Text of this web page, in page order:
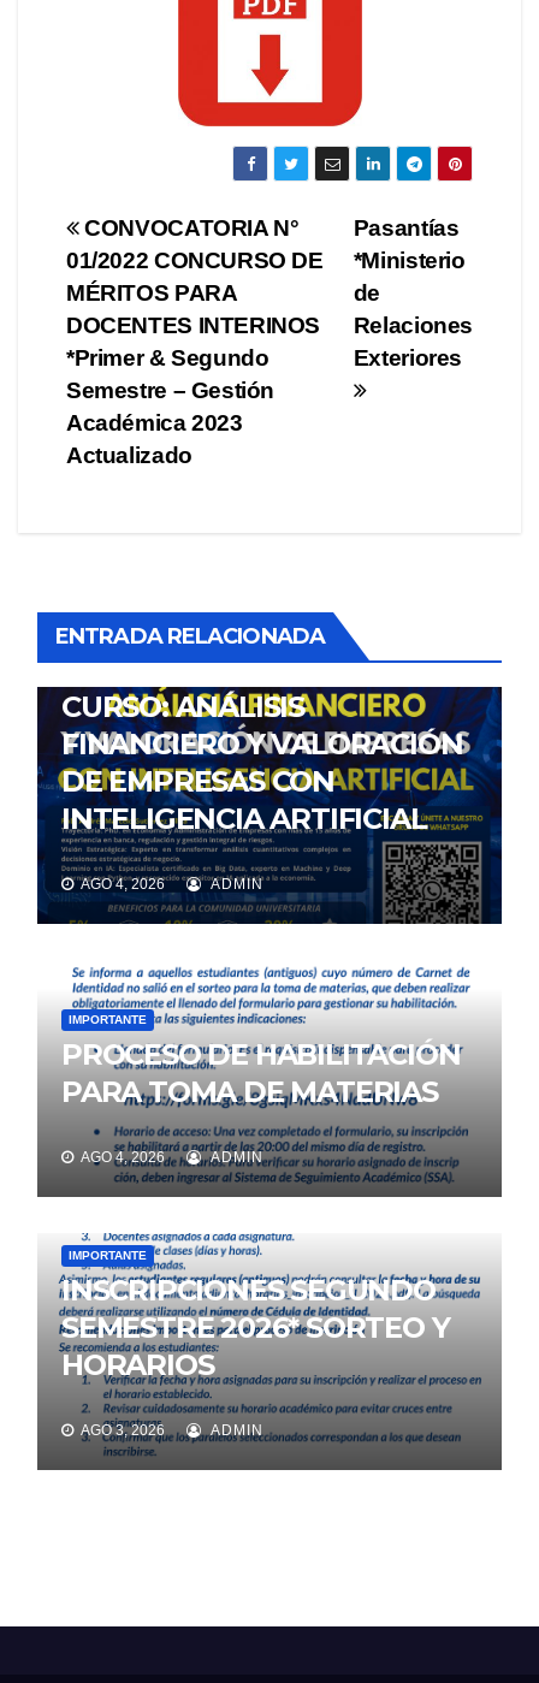
Navegación
de
entradas
Pasantías
*Ministerio
de
Relaciones
Exteriores
CONVOCATORIA N°
01/2022 CONCURSO DE
MÉRITOS PARA
DOCENTES INTERINOS
*Primer & Segundo
Semestre – Gestión
Académica 2023
Actualizado
ENTRADA RELACIONADA
CURSO: ANÁLISIS
FINANCIERO Y VALORACIÓN
DE EMPRESAS CON
INTELIGENCIA ARTIFICIAL
AGO 4, 2026 ADMIN
IMPORTANTE
PROCESO DE HABILITACIÓN
PARA TOMA DE MATERIAS
AGO 4, 2026 ADMIN
IMPORTANTE
INSCRIPCIONES SEGUNDO
SEMESTRE 2026* SORTEO Y
HORARIOS
AGO 3, 2026 ADMIN